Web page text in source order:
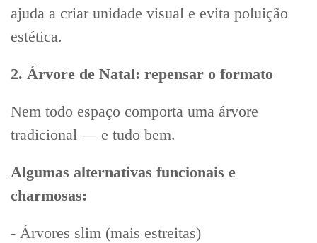
ajuda a criar unidade visual e evita poluição
estética.
2. Árvore de Natal: repensar o formato
Nem todo espaço comporta uma árvore
tradicional — e tudo bem.
Algumas alternativas funcionais e
charmosas:
- Árvores slim (mais estreitas)